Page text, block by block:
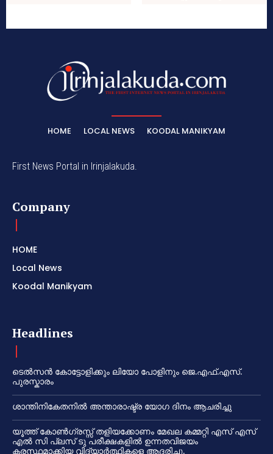
HOME LOCAL NEWS KOODAL MANIKYAM
First News Portal in Irinjalakuda.
Company
HOME
Local News
Koodal Manikyam
Headlines
ടെൽസൻ കോട്ടോളിക്കും ലിയോ പോളിനും ജെ.എഫ്.എസ്.
പുരസ്കാരം
ശാന്തിനികേതനിൽ അന്താരാഷ്ട്ര യോഗ ദിനം ആചരിച്ചു
യൂത്ത് കോൺഗ്രസ്സ് തളിയക്കോണം മേഖല കമ്മറ്റി എസ് എസ്
എൽ സി പ്ലസ് ടു പരീക്ഷകളിൽ ഉന്നതവിജയം
കരസ്ഥമാക്കിയ വിദ്യാർത്ഥികളെ ആദരിച്ചു.